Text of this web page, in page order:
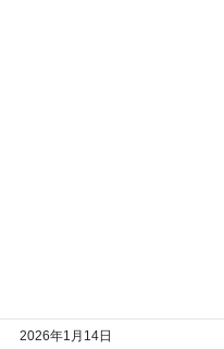
2026年1月14日